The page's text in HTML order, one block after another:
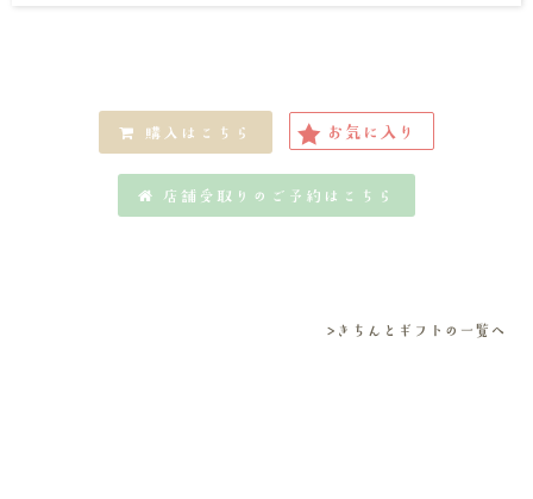
購入はこちら お気に入り
店舗受取りのご予約はこちら
>きちんとギフトの一覧へ